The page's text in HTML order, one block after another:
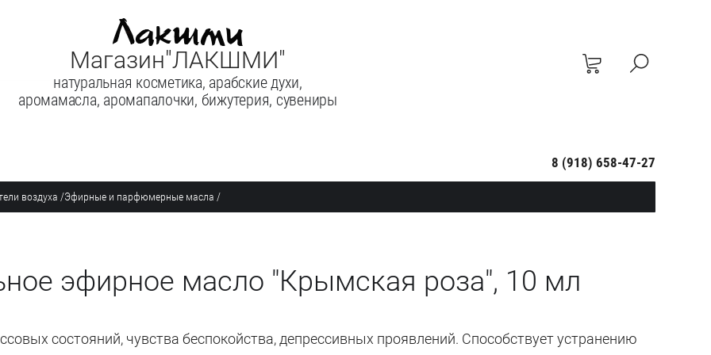
Магазин"ЛАКШМИ"
натуральная косметика, арабские духи,
аромамасла, аромапалочки, бижутерия, сувениры
8 (918) 658-47-27
воздуха /Эфирные и парфюмерные масла /
эфирное масло "Крымская роза", 10 мл
состояний, чувства беспокойства, депрессивных проявлений. Способствует устранению